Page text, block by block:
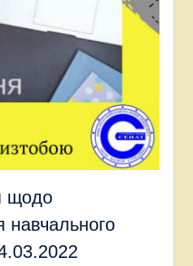
щодо
навчального